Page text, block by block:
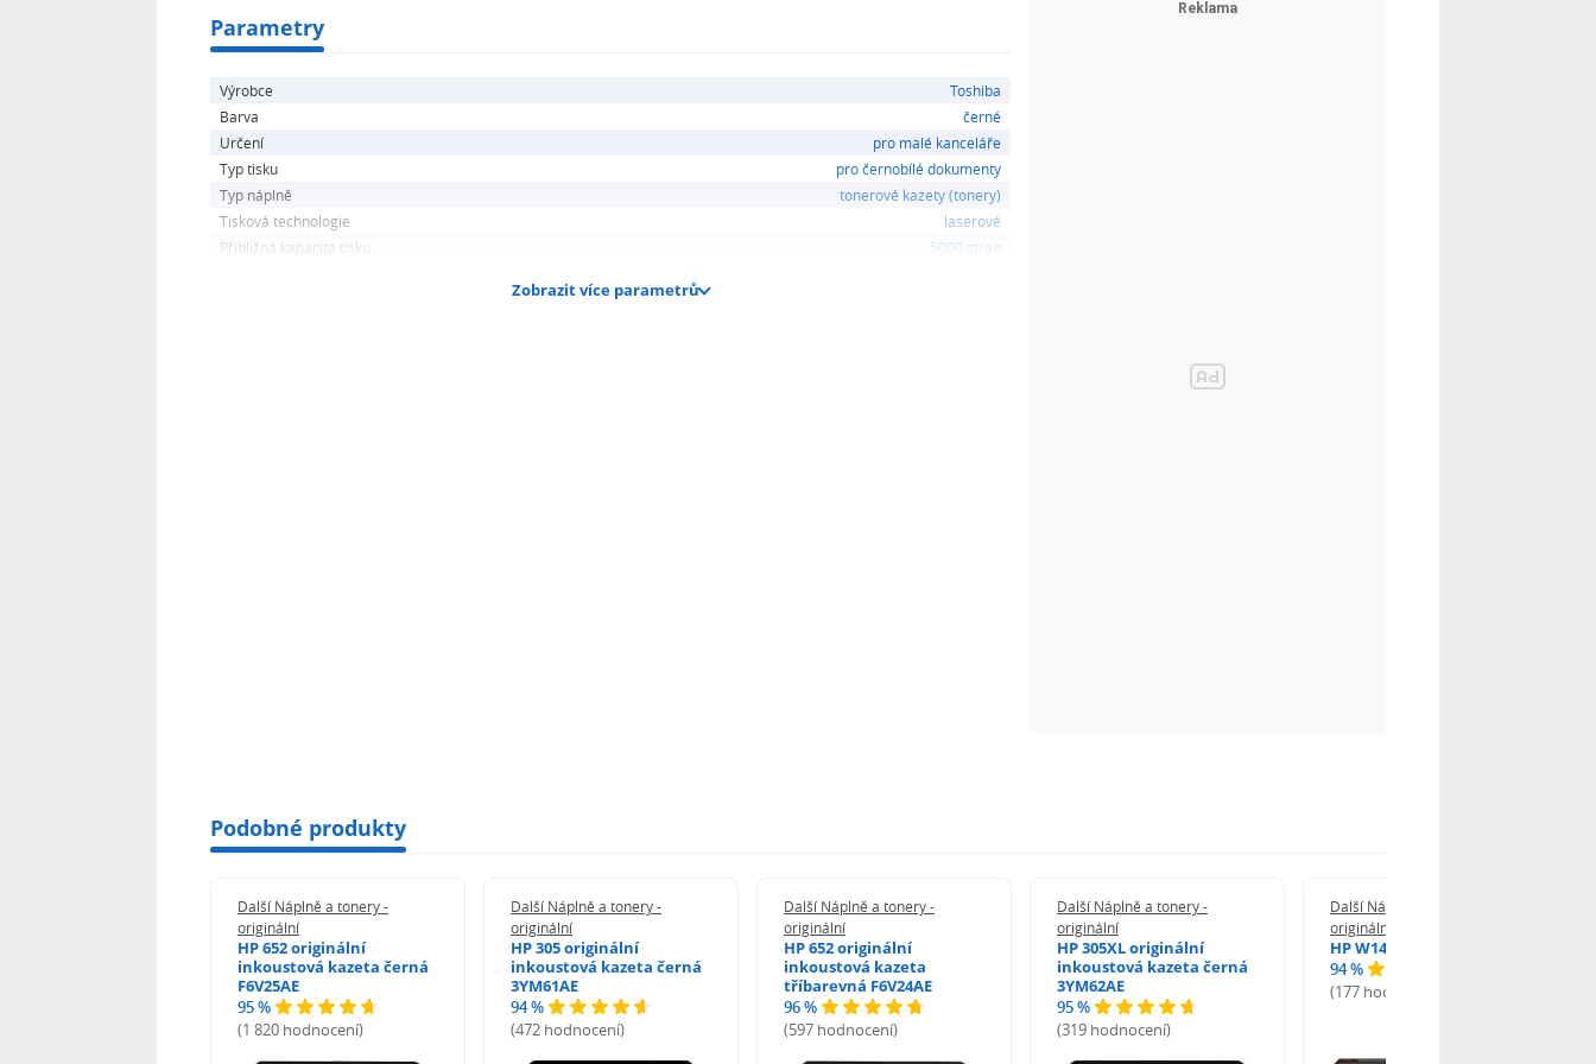
Parametry
Výrobce
Toshiba
Barva
černé
Určení
pro malé kanceláře
Typ tisku
pro černobílé dokumenty
Typ náplně
tonerové kazety (tonery)
Tisková technologie
laserové
Přibližná kapacita tisku
5000 stran
Zobrazit více parametrů
Podobné produkty
Další Náplně a tonery -
originální
HP 652 originální
inkoustová kazeta černá
F6V25AE
95 %
(1 820 hodnocení)
Další Náplně a tonery -
originální
HP 305 originální
inkoustová kazeta černá
3YM61AE
94 %
(472 hodnocení)
Další Náplně a tonery -
originální
HP 652 originální
inkoustová kazeta
tříbarevná F6V24AE
96 %
(597 hodnocení)
Další Náplně a tonery -
originální
HP 305XL originální
inkoustová kazeta černá
3YM62AE
95 %
(319 hodnocení)
Další Náplně a tonery -
originální
HP W1420A - originální
94 %
(177 hodnocení)